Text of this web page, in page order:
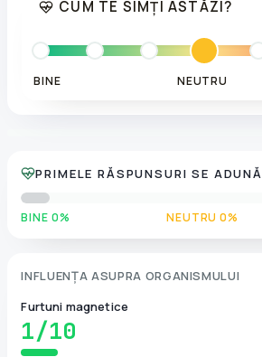
CUM TE SIMȚI ASTĂZI?
BINE NEUTRU
PRIMELE RĂSPUNSURI SE ADUNĂ
BINE 0% NEUTRU 0%
INFLUENȚA ASUPRA ORGANISMULUI
Furtuni magnetice
1/10